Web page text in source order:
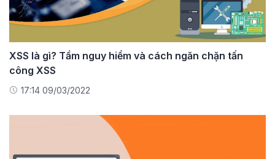
XSS là gì? Tầm nguy hiểm và cách ngăn chặn tấn
công XSS
17:14 09/03/2022